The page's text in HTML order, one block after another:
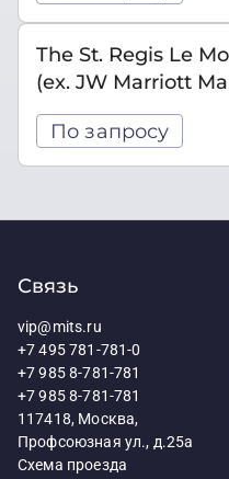
The St. Regis Le
(ex. JW Marriott
По запросу
Связь
vip@mits.ru
+7 495 781-781-0
+7 985 8-781-781
+7 985 8-781-781
117418, Москва,
Профсоюзная ул., д.25а
Схема проезда